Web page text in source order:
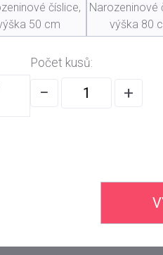
číslice,
50 cm
Narozeninové
výška 80
Počet kusů:
− +